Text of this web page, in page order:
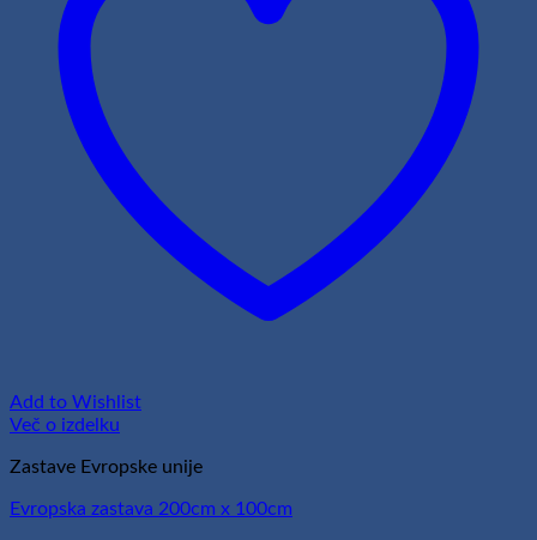
Add to Wishlist
Več o izdelku
Zastave Evropske unije
Evropska zastava 200cm x 100cm